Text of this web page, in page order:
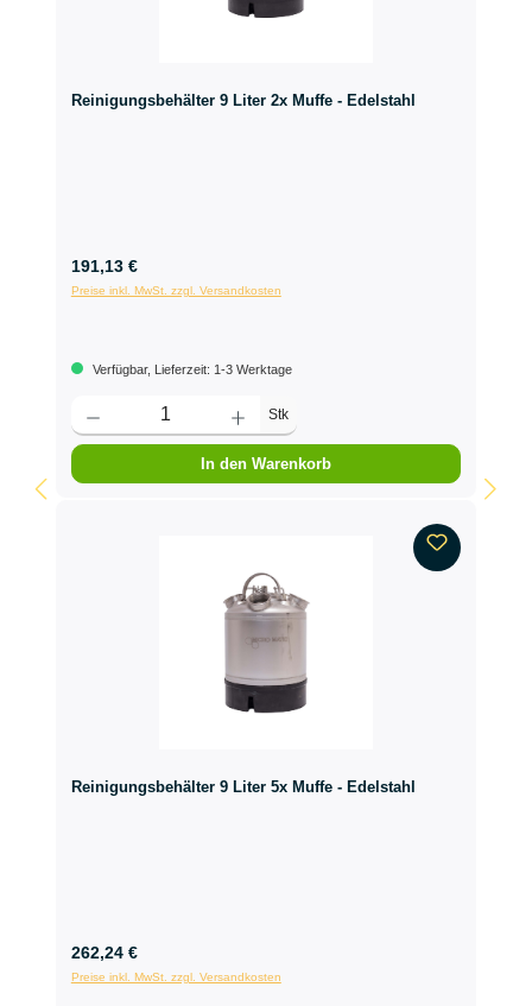
Reinigungsbehälter 9 Liter 2x Muffe - Edelstahl
191,13 €
Preise inkl. MwSt. zzgl. Versandkosten
Verfügbar, Lieferzeit: 1-3 Werktage
Stk
In den Warenkorb
Reinigungsbehälter 9 Liter 5x Muffe - Edelstahl
262,24 €
Preise inkl. MwSt. zzgl. Versandkosten